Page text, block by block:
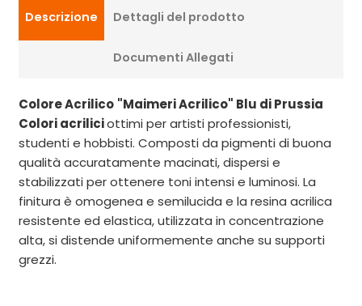
Descrizione Dettagli del prodotto
Documenti Allegati
Colore Acrilico "Maimeri Acrilico" Blu di Prussia
Colori acriliciottimi per artisti professionisti,
studenti e hobbisti. Composti da pigmenti di buona
qualità accuratamente macinati, dispersi e
stabilizzati per ottenere toni intensi e luminosi. La
finitura è omogenea e semilucida e la resina acrilica
resistente ed elastica, utilizzata in concentrazione
alta, si distende uniformemente anche su supporti
grezzi.